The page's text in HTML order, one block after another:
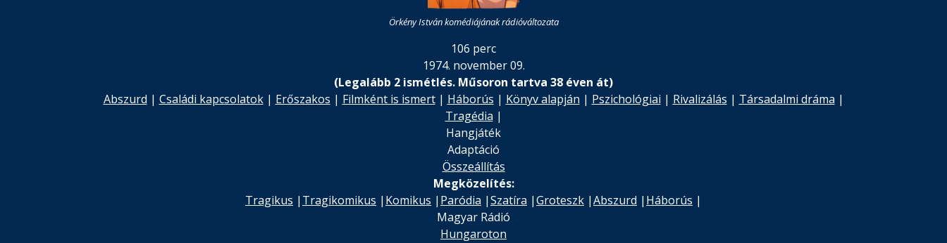
Örkény István komédiájának rádióváltozata
106 perc
1974. november 09.
(Legalább 2 ismétlés. Műsoron tartva 38 éven át)
Abszurd | Családi kapcsolatok| Erőszakos | Filmként is ismert| Háborús | Könyv alapján | Pszichológiai | Rivalizálás | Társadalmi dráma |
Tragédia |
Hangjáték
Adaptáció
Összeállítás
Megközelítés:
Tragikus | Tragikomikus | Komikus | Paródia |Szatíra |Groteszk |Abszurd | Háborús |
Magyar Rádió
Hungaroton